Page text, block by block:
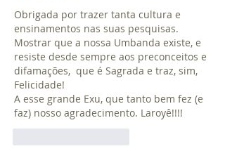
Obrigada por trazer tanta cultura e
ensinamentos nas suas pesquisas.
Mostrar que a nossa Umbanda existe, e
resiste desde sempre aos preconceitos e
difamações,  que é Sagrada e traz, sim,
Felicidade!
A esse grande Exu, que tanto bem fez (e
faz) nosso agradecimento. Laroyê!!!!